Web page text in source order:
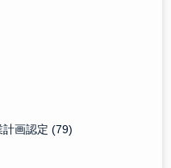
計画認定(79)